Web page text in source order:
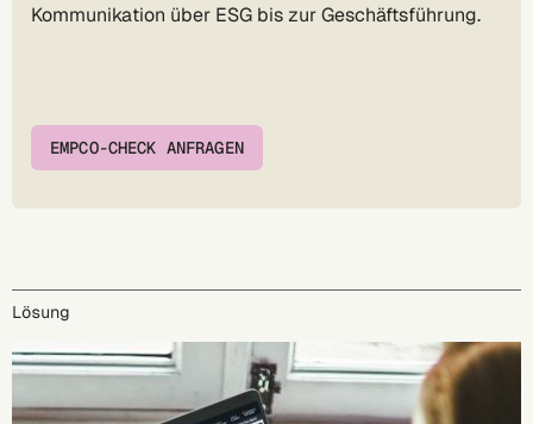
Kommunikation über ESG bis zur Geschäftsführung.
EMPCO-CHECK ANFRAGEN
Lösung